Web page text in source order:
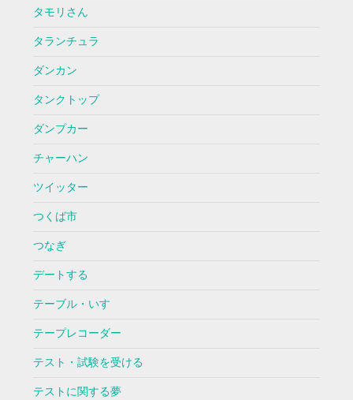
タモリさん
タランチュラ
ダンカン
タンクトップ
ダンプカー
チャーハン
ツイッター
つくば市
つなぎ
デートする
テーブル・いす
テープレコーダー
テスト・試験を受ける
テストに関する夢